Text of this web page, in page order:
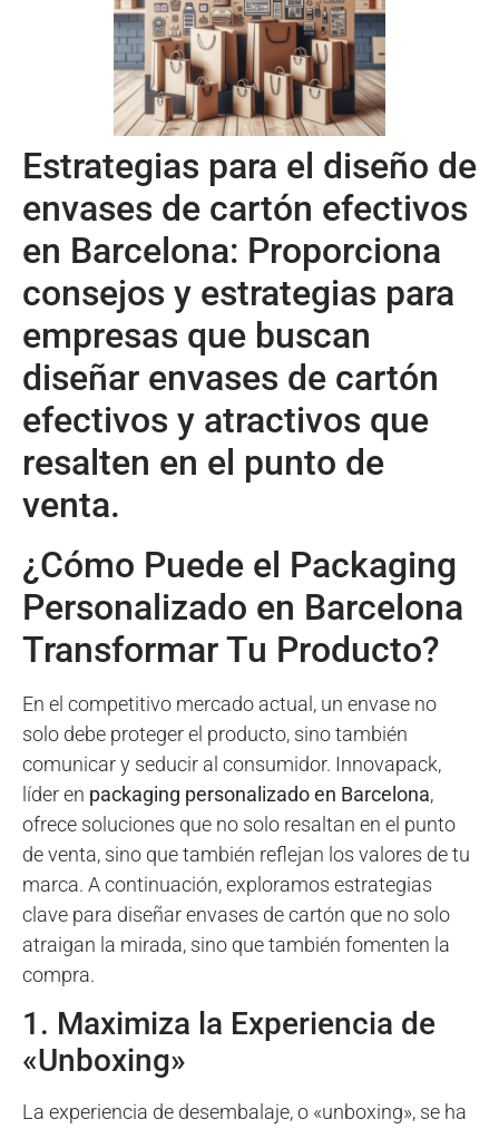
Estrategias para el diseño de
envases de cartón efectivos
en Barcelona: Proporciona
consejos y estrategias para
empresas que buscan
diseñar envases de cartón
efectivos y atractivos que
resalten en el punto de
venta.
¿Cómo Puede el Packaging
Personalizado en Barcelona
Transformar Tu Producto?
En el competitivo mercado actual, un envase no
solo debe proteger el producto, sino también
comunicar y seducir al consumidor. Innovapack,
líder en packaging personalizado en Barcelona,
ofrece soluciones que no solo resaltan en el punto
de venta, sino que también reflejan los valores de tu
marca. A continuación, exploramos estrategias
clave para diseñar envases de cartón que no solo
atraigan la mirada, sino que también fomenten la
compra.
1. Maximiza la Experiencia de
«Unboxing»
La experiencia de desembalaje, o «unboxing», se ha